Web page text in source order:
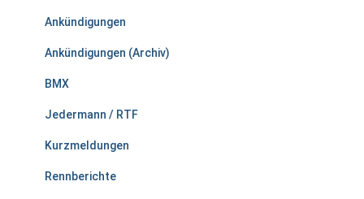
Ankündigungen
Ankündigungen (Archiv)
BMX
Jedermann / RTF
Kurzmeldungen
Rennberichte